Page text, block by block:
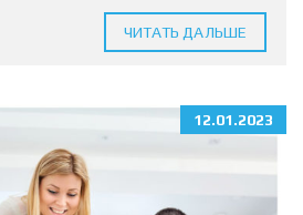
денежной выплаты при
ЧИТАТЬ ДАЛЬШЕ
12.01.2023